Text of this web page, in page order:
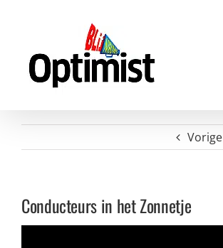
Vorige
Conducteurs in het Zonnetje